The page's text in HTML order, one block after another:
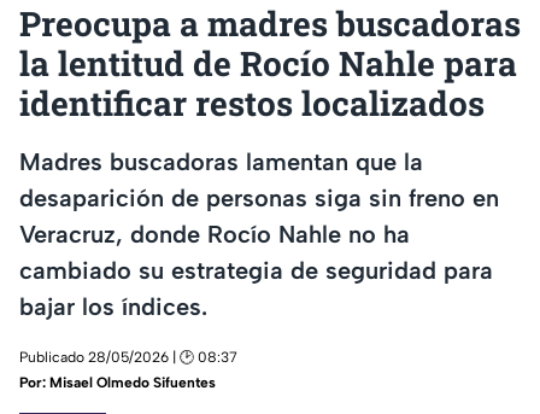
Preocupa a madres buscadoras
la lentitud de Rocío Nahle para
identificar restos localizados
Madres buscadoras lamentan que la
desaparición de personas siga sin freno en
Veracruz, donde Rocío Nahle no ha
cambiado su estrategia de seguridad para
bajar los índices.
Publicado 28/05/2026 | 🕑 08:37
Por: Misael Olmedo Sifuentes